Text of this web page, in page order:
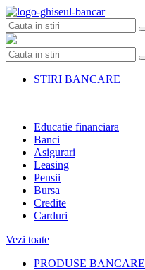
Skip
to
content
STIRI BANCARE
Educatie financiara
Banci
Asigurari
Leasing
Pensii
Bursa
Credite
Carduri
Vezi toate
PRODUSE BANCARE